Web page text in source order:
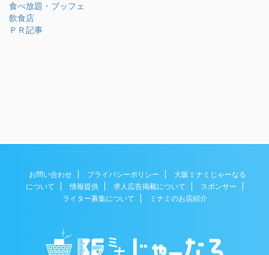
食べ放題・ブッフェ
飲食店
ＰＲ記事
お問い合わせ プライバシーポリシー
大阪ミナミじゃーなる
について
情報提供 求人広告掲載について
スポンサー
ライター募集について
ミナミのお店紹介